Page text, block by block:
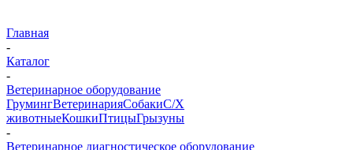
Главная
-
Каталог
-
Ветеринарное оборудование
ГрумингВетеринарияСобакиС/Х
животныеКошкиПтицыГрызуны
-
Ветеринарное диагностическое оборудование